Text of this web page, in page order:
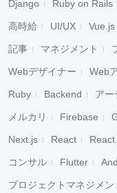
Django Ruby on Rails
高時給 UI/UX Vue.js
記事 マネジメント
Webデザイナー Web
Ruby Backend アー
メルカリ Firebase
Next.js React
コンサル Flutter
プロジェクトマネジメン